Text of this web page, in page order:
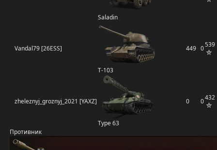
Saladin
Vandal79 [26ESS]
Т-103
449 0539
zheleznyj_groznyj_2021 [YAXZ]
Type 63
0 0432
Противник